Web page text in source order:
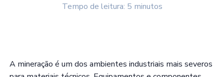
Tempo de leitura: 5 minutos
A mineração é um dos ambientes industriais mais severos